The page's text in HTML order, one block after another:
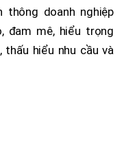
thông doanh nghiệp
đam mê, hiểu trọng
thấu hiểu nhu cầu và